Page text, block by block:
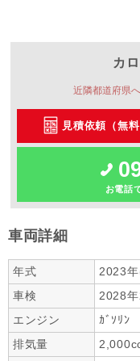
カ
近隣都道府県
見積依頼（無料
お電話
車両詳細
年式 2023
車検
2028年
エンジン
ｶﾞｿﾘﾝ
排気量